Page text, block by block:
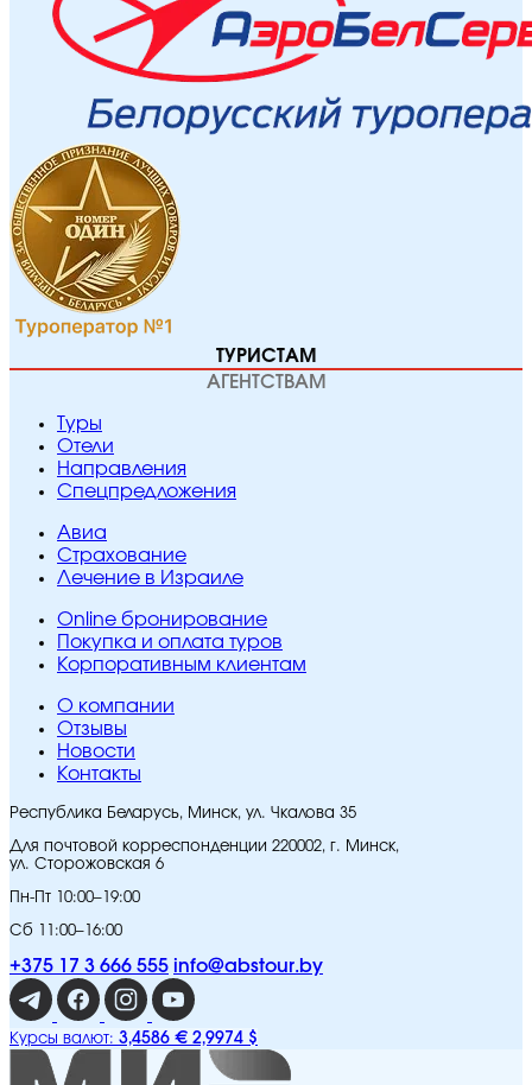
ТУРИСТАМ
АГЕНТСТВАМ
Туры
Отели
Направления
Спецпредложения
Авиа
Страхование
Лечение в Израиле
Online бронирование
Покупка и оплата туров
Корпоративным клиентам
O компании
Отзывы
Новости
Контакты
Республика Беларусь, Минск, ул. Чкалова 35
Для почтовой корреспонденции 220002, г. Минск,
ул. Сторожовская 6
Пн-Пт 10:00–19:00
Сб 11:00–16:00
+375 17 3 666 555 info@abstour.by
Курсы валют: 3,4586 € 2,9974 $